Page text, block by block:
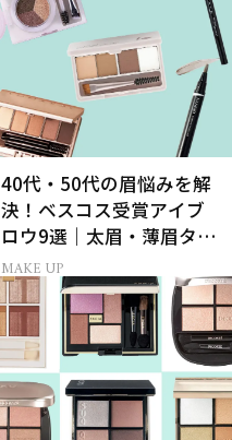
40代・50代の眉悩みを解
決！ベスコス受賞アイブ
ロウ9選｜太眉・薄眉タイ
プ別の描き方
MAKE UP